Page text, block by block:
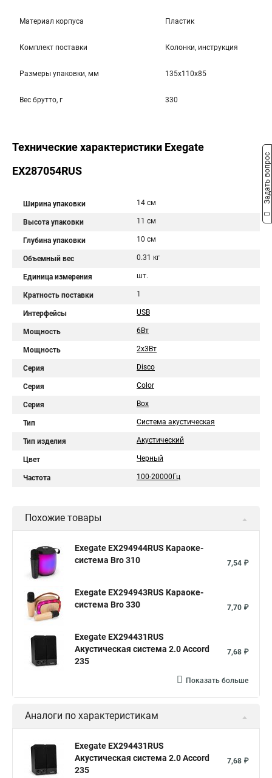
Материал корпуса Пластик
Комплект поставки Колонки, инструкция
Размеры упаковки, мм 135x110x85
Вес брутто, г 330
Технические характеристики Exegate
EX287054RUS
Ширина упаковки 14 см
Высота упаковки 11 см
Глубина упаковки 10 см
Объемный вес 0.31 кг
Единица измерения шт.
Кратность поставки 1
Интерфейсы USB
Мощность 6Вт
Мощность 2х3Вт
Серия Disco
Серия Color
Серия Box
Тип Система акустическая
Тип изделия Акустический
Цвет Черный
Частота 100-20000Гц
Похожие товары
Exegate EX294944RUS Караоке-
система Bro 310
7,54 ₽
Exegate EX294943RUS Караоке-
система Bro 330
7,70 ₽
Exegate EX294431RUS
Акустическая система 2.0 Accord
235
7,68 ₽
Показать больше
Аналоги по характеристикам
Exegate EX294431RUS
Акустическая система 2.0 Accord
235
7,68 ₽
Задать вопрос